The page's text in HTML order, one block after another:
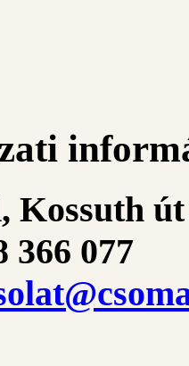
Kossuth
366 077